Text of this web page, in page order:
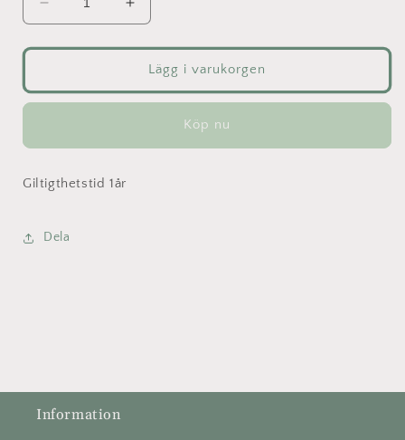
Minska
kvantitet
för
presentkort
300kr
Öka
kvantitet
för
Fröish
presentkort
300kr
Lägg i varukorgen
Köp nu
Giltigthetstid 1år
Dela
Information